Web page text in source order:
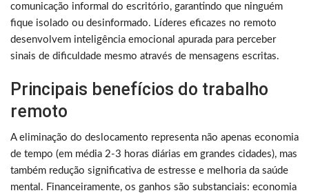
comunicação informal do escritório, garantindo que ninguém
fique isolado ou desinformado. Líderes eficazes no remoto
desenvolvem inteligência emocional apurada para perceber
sinais de dificuldade mesmo através de mensagens escritas.
Principais benefícios do trabalho
remoto
A eliminação do deslocamento representa não apenas economia
de tempo (em média 2-3 horas diárias em grandes cidades), mas
também redução significativa de estresse e melhoria da saúde
mental. Financeiramente, os ganhos são substanciais: economia